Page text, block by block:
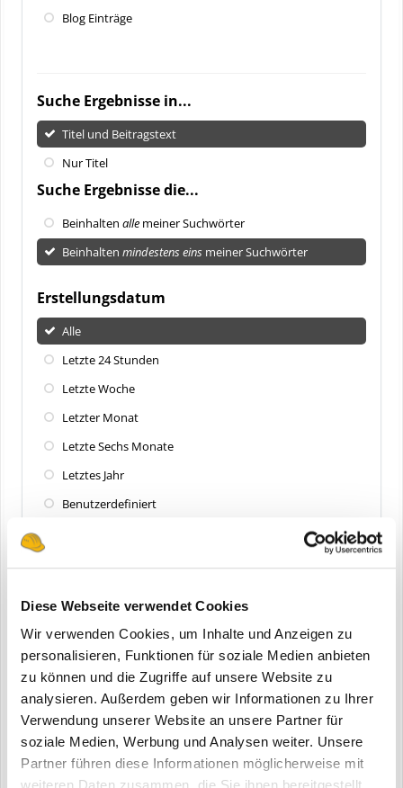
Diese Webseite verwendet Cookies
Wir verwenden Cookies, um Inhalte und Anzeigen zu
personalisieren, Funktionen für soziale Medien anbieten
zu können und die Zugriffe auf unsere Website zu
analysieren. Außerdem geben wir Informationen zu Ihrer
Verwendung unserer Website an unsere Partner für
soziale Medien, Werbung und Analysen weiter. Unsere
Partner führen diese Informationen möglicherweise mit
Blog Einträge
Suche Ergebnisse in...
Titel und Beitragstext
Nur Titel
Suche Ergebnisse die...
Beinhalten alle meiner Suchwörter
Beinhalten mindestens eins meiner Suchwörter
Erstellungsdatum
Alle
Letzte 24 Stunden
Letzte Woche
Letzter Monat
Letzte Sechs Monate
Letztes Jahr
Benutzerdefiniert
Zuletzt aktualisiert
Letzte 24 Stunden
Letzte Woche
Letzter Monat
Letzte Sechs Monate
Letztes Jahr
Benutzerdefiniert